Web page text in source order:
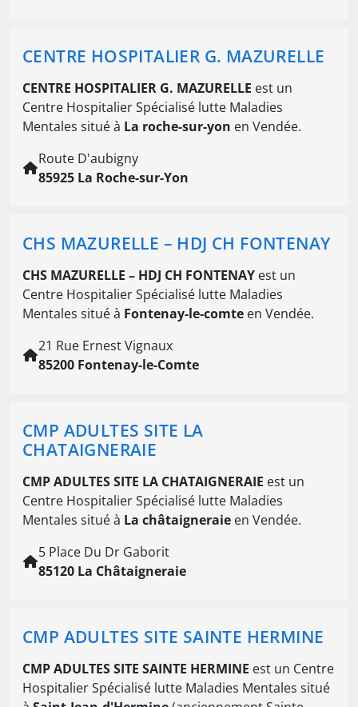
CENTRE HOSPITALIER G. MAZURELLE
CENTRE HOSPITALIER G. MAZURELLE est un
Centre Hospitalier Spécialisé lutte Maladies
Mentales situé à La roche-sur-yon en Vendée.
Route D'aubigny
85925 La Roche-sur-Yon
CHS MAZURELLE – HDJ CH FONTENAY
CHS MAZURELLE – HDJ CH FONTENAY est un
Centre Hospitalier Spécialisé lutte Maladies
Mentales situé à Fontenay-le-comte en Vendée.
21 Rue Ernest Vignaux
85200 Fontenay-le-Comte
CMP ADULTES SITE LA
CHATAIGNERAIE
CMP ADULTES SITE LA CHATAIGNERAIE est un
Centre Hospitalier Spécialisé lutte Maladies
Mentales situé à La châtaigneraie en Vendée.
5 Place Du Dr Gaborit
85120 La Châtaigneraie
CMP ADULTES SITE SAINTE HERMINE
CMP ADULTES SITE SAINTE HERMINE est un Centre
Hospitalier Spécialisé lutte Maladies Mentales situé